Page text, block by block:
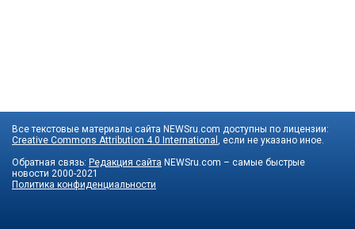
Все текстовые материалы сайта NEWSru.com доступны по лицензии:
Creative Commons Attribution 4.0 International , если не указано иное.
Обратная связь: Редакция сайта NEWSru.com – самые быстрые
новости 2000-2021
Политика конфиденциальности